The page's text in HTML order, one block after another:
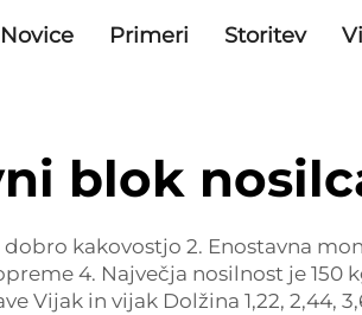
Novice Primeri Storitev
blok
dobro kakovostjo 2. Enostavna
4. Največja nosilnost je 150
in vijak Dolžina 1,22, 2,44,